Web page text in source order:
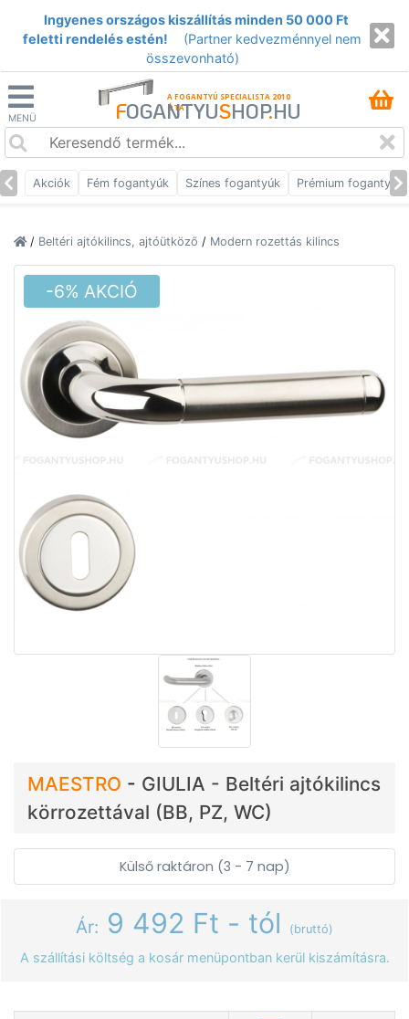
Ingyenes országos kiszállítás minden 50 000 Ft
feletti rendelés estén!
(Partner kedvezménnyel nem
összevonható)
MENÜ
A FOGANTYÚ SPECIALISTA 2010
ÓTA
FOGANTYUSHOP.HU
Akciók Fém fogantyúk Színes fogantyúk Prémium fogantyúk
/ Beltéri ajtókilincs, ajtóütköző / Modern rozettás kilincs
-6% AKCIÓ
MAESTRO - GIULIA - Beltéri ajtókilincs
körrozettával (BB, PZ, WC)
Külső raktáron (3 - 7 nap)
Ár: 9 492 Ft - tól (bruttó)
A szállítási költség a kosár menüpontban kerül kiszámításra.